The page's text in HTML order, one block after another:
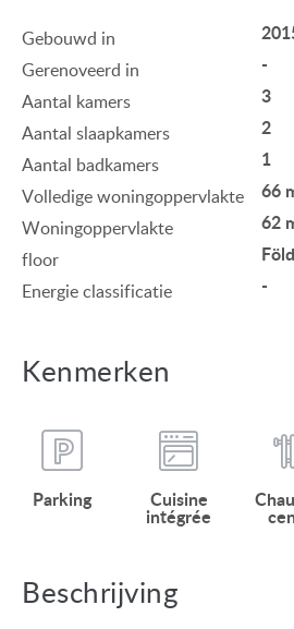
Gebouwd in
Gerenoveerd in -
Aantal kamers 3
Aantal slaapkamers 2
Aantal badkamers 1
Volledige woningoppervlakte 66
Woningoppervlakte 62
floor
Energie classificatie -
Kenmerken
Parking Cuisine
intégrée
Beschrijving